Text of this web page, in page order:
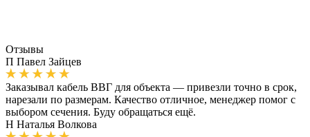
Отзывы
П Павел Зайцев
Заказывал кабель ВВГ для объекта — привезли точно в срок,
нарезали по размерам. Качество отличное, менеджер помог с
выбором сечения. Буду обращаться ещё.
Н Наталья Волкова